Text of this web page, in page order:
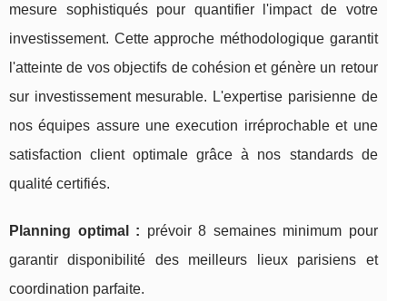
mesure sophistiqués pour quantifier l'impact de votre
investissement. Cette approche méthodologique garantit
l'atteinte de vos objectifs de cohésion et génère un retour
sur investissement mesurable. L'expertise parisienne de
nos équipes assure une execution irréprochable et une
satisfaction client optimale grâce à nos standards de
qualité certifiés.
Planning optimal : prévoir 8 semaines minimum pour
garantir disponibilité des meilleurs lieux parisiens et
coordination parfaite.